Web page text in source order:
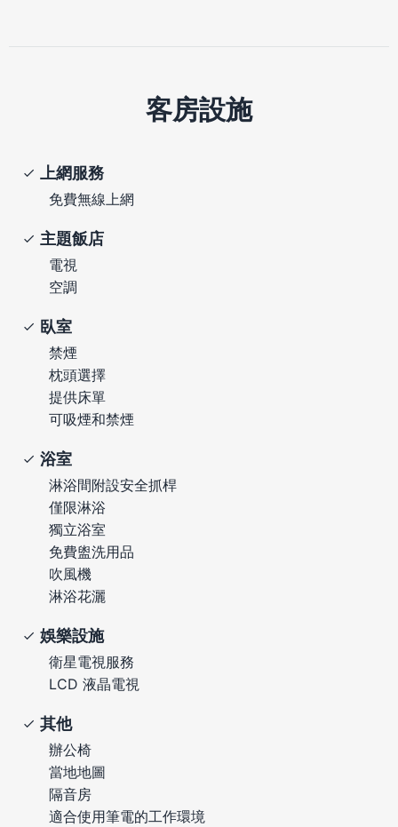
客房設施
上網服務
免費無線上網
主題飯店
電視
空調
臥室
禁煙
枕頭選擇
提供床單
可吸煙和禁煙
浴室
淋浴間附設安全抓桿
僅限淋浴
獨立浴室
免費盥洗用品
吹風機
淋浴花灑
娛樂設施
衛星電視服務
LCD 液晶電視
其他
辦公椅
當地地圖
隔音房
適合使用筆電的工作環境